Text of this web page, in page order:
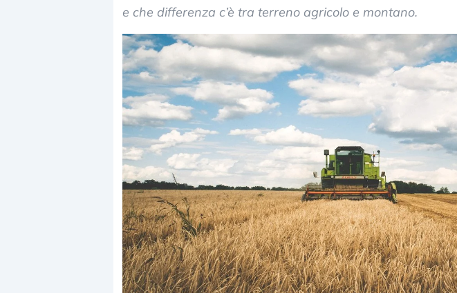
e che differenza c’è tra terreno agricolo e montano.
Dalle valutazioni estreme alla
correzione. Cosa sta guidando il
repricing degli asset?
«La mia
in preda
della